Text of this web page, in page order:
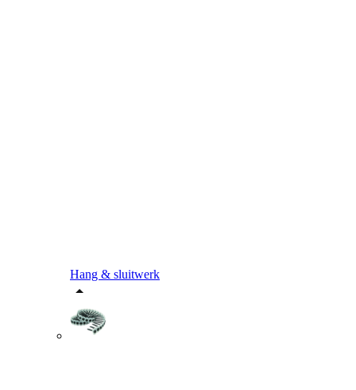
Hang & sluitwerk